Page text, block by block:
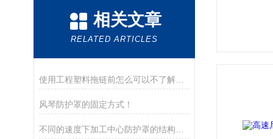
相关文章
RELATED ARTICLES
使用工程塑料拖链前怎么可以不了解这些！
风琴防护罩的固定方式！